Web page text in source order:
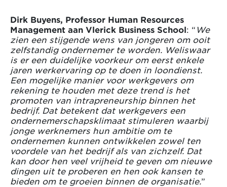
Dirk Buyens, Professor Human Resources
Management aan Vlerick Business School: “ We
zien een stijgende wens van jongeren om ooit
zelfstandig ondernemer te worden. Weliswaar
is er een duidelijke voorkeur om eerst enkele
jaren werkervaring op te doen in loondienst.
Een mogelijke manier voor werkgevers om
rekening te houden met deze trend is het
promoten van intrapreneurship binnen het
bedrijf. Dat betekent dat werkgevers een
ondernemerschapsklimaat stimuleren waarbij
jonge werknemers hun ambitie om te
ondernemen kunnen ontwikkelen zowel ten
voordele van het bedrijf als van zichzelf. Dat
kan door hen veel vrijheid te geven om nieuwe
dingen uit te proberen en hen ook kansen te
bieden om te groeien binnen de organisatie.”